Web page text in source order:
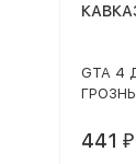
GTA 4
441 ₽